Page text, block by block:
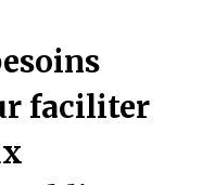
du M’zab
faciliter